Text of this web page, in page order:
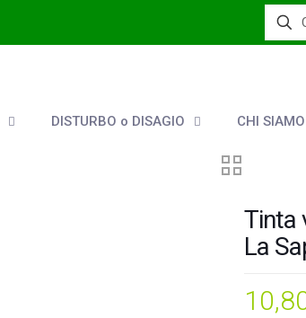
DISTURBO o DISAGIO CHI SIAMO
Tinta
La